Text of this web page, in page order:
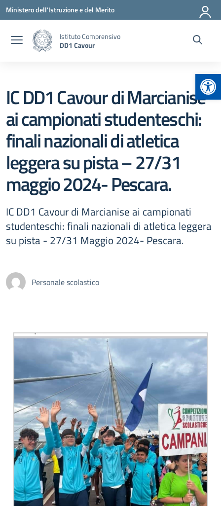
Vai ai contenuti
Vai al menu di navigazione
Vai al footer
Ministero dell'Istruzione e del Merito
Istituto Comprensivo
DD1 Cavour
IC DD1 Cavour di Marcianise
ai campionati studenteschi:
finali nazionali di atletica
leggera su pista – 27/31
maggio 2024- Pescara.
IC DD1 Cavour di Marcianise ai campionati
studenteschi: finali nazionali di atletica leggera
su pista - 27/31 Maggio 2024- Pescara.
Personale scolastico